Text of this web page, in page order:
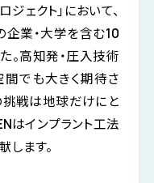
ェクト」において、
企業・大学を含む10
。高知発・圧入技術
でも大きく期待さ
挑戦は地球だけにと
はインプラント工法
ます。